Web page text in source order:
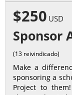
$250 USD
Sponsor
(13 reivindicado)
Make a
sponsoring a
Project to